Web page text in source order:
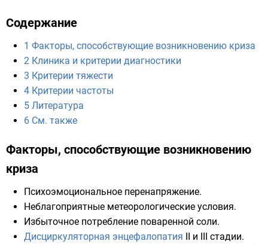
Содержание
1 Факторы, способствующие возникновению криза
2 Клиника и критерии диагностики
3 Критерии тяжести
4 Критерии частоты
5 Литература
6 См. также
Факторы, способствующие возникновению
криза
Психоэмоциональное перенапряжение.
Неблагоприятные метеорологические условия.
Избыточное потребление поваренной соли.
Дисциркуляторная энцефалопатия II и III стадии.